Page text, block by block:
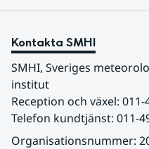
Kontakta SMHI
SMHI, Sveriges
institut
Reception och växel: 011-
Telefon kundtjänst: 011-
Organisationsnummer: